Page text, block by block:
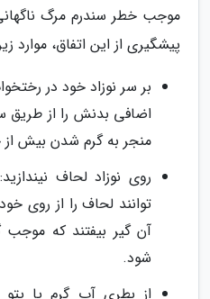
پیشگیری از این اتفاق، موارد
بر سر نوزاد خود در
اضافی بدنش را از
منجر به گرم شدن بیش
روی نوزاد لحاف
توانند لحاف را از روی
آن گیر بیفتند که
شود.
از بطری آب گرم یا پتو